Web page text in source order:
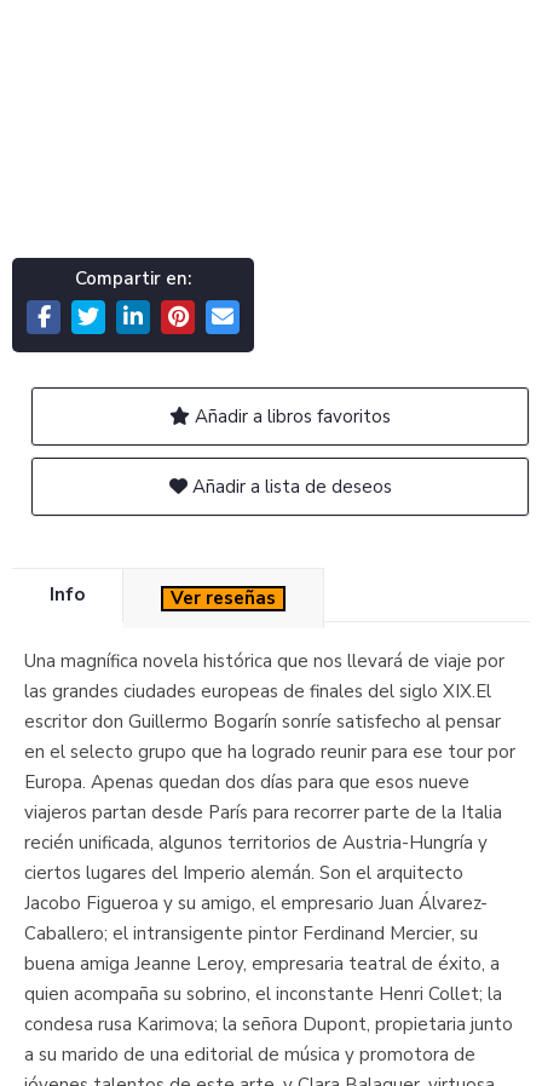
Compartir en:
Añadir a libros favoritos
Añadir a lista de deseos
Info Ver reseñas
Una magnífica novela histórica que nos llevará de viaje por
las grandes ciudades europeas de finales del siglo XIX.El
escritor don Guillermo Bogarín sonríe satisfecho al pensar
en el selecto grupo que ha logrado reunir para ese tour por
Europa. Apenas quedan dos días para que esos nueve
viajeros partan desde París para recorrer parte de la Italia
recién unificada, algunos territorios de Austria-Hungría y
ciertos lugares del Imperio alemán. Son el arquitecto
Jacobo Figueroa y su amigo, el empresario Juan Álvarez-
Caballero; el intransigente pintor Ferdinand Mercier, su
buena amiga Jeanne Leroy, empresaria teatral de éxito, a
quien acompaña su sobrino, el inconstante Henri Collet; la
condesa rusa Karimova; la señora Dupont, propietaria junto
a su marido de una editorial de música y promotora de